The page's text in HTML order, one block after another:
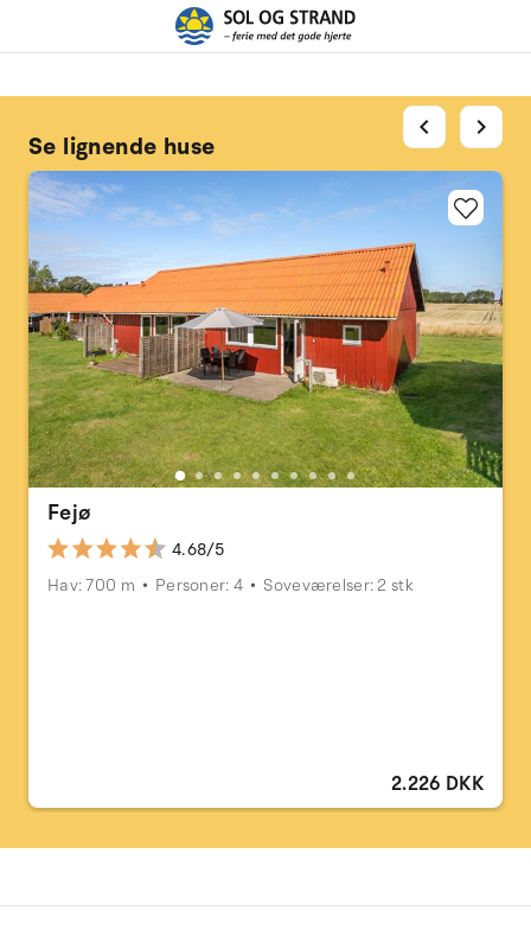
Se lignende huse
Fejø
4.68/5
Hav: 700 m
Personer: 4 Soveværelser: 2 stk
2.226 DKK
chevron_left chevron_right